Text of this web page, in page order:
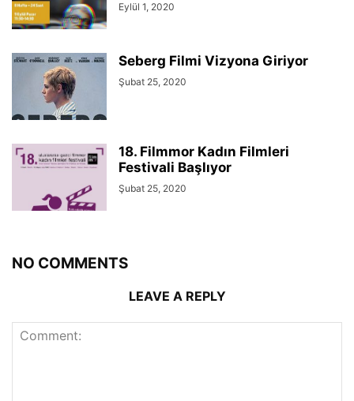
Eylül 1, 2020
Seberg Filmi Vizyona Giriyor
Şubat 25, 2020
18. Filmmor Kadın Filmleri
Festivali Başlıyor
Şubat 25, 2020
NO COMMENTS
LEAVE A REPLY